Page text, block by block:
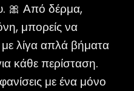
🎀 Από δέρμα,
μπορείς να
λίγα απλά βήματα
κάθε περίσταση.
με ένα μόνο